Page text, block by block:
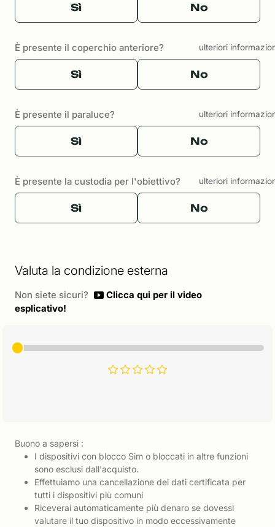
Sì No
È presente il coperchio anteriore? ulteriori
Sì No
È presente il paraluce? ulteriori
Sì No
È presente la custodia per l'obiettivo? ulteriori
Sì No
Valuta la condizione esterna
Non siete sicuri?
Clicca qui per il video
esplicativo!
Buono a sapersi :
I dispositivi con blocco Sim o bloccati in altre funzioni
sono esclusi dall'acquisto.
Effettuiamo una cancellazione dei dati certificata per
tutti i dispositivi più comuni
Riceverai automaticamente più denaro se dovessi
valutare il tuo dispositivo in modo eccessivamente